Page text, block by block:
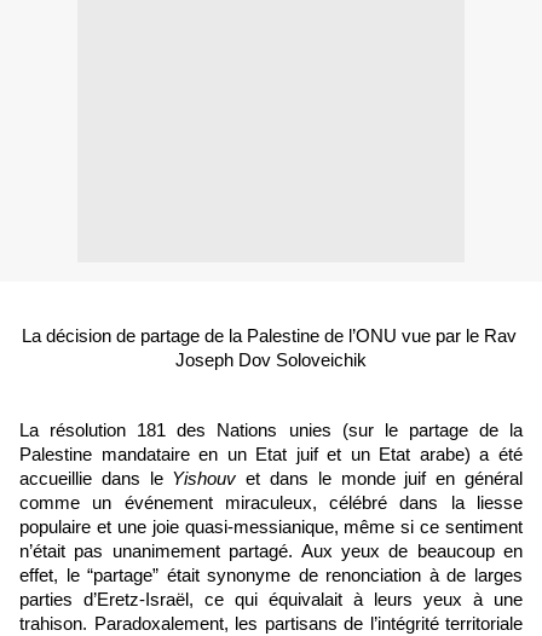
La décision de partage de la Palestine de l’ONU vue par le Rav
Joseph Dov Soloveichik
La résolution 181 des Nations unies (sur le partage de la
Palestine mandataire en un Etat juif et un Etat arabe) a été
accueillie dans le Yishouv et dans le monde juif en général
comme un événement miraculeux, célébré dans la liesse
populaire et une joie quasi-messianique, même si ce sentiment
n’était pas unanimement partagé. Aux yeux de beaucoup en
effet, le “partage” était synonyme de renonciation à de larges
parties d’Eretz-Israël, ce qui équivalait à leurs yeux à une
trahison. Paradoxalement, les partisans de l’intégrité territoriale